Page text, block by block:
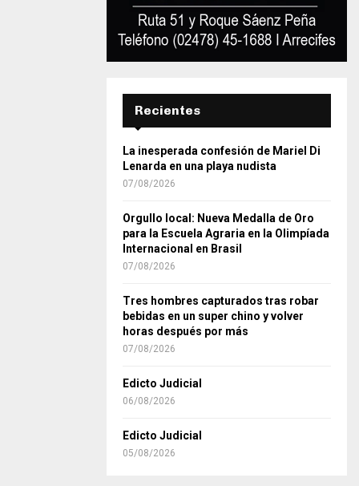
Recientes
La inesperada confesión de Mariel Di
Lenarda en una playa nudista
07/08/2026
Orgullo local: Nueva Medalla de Oro
para la Escuela Agraria en la Olimpíada
Internacional en Brasil
07/08/2026
Tres hombres capturados tras robar
bebidas en un super chino y volver
horas después por más
07/08/2026
Edicto Judicial
06/08/2026
Edicto Judicial
05/08/2026